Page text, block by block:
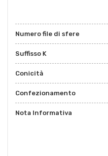
Numero file di sfere
Suffisso K
Conicità
Confezionamento
Nota Informativa